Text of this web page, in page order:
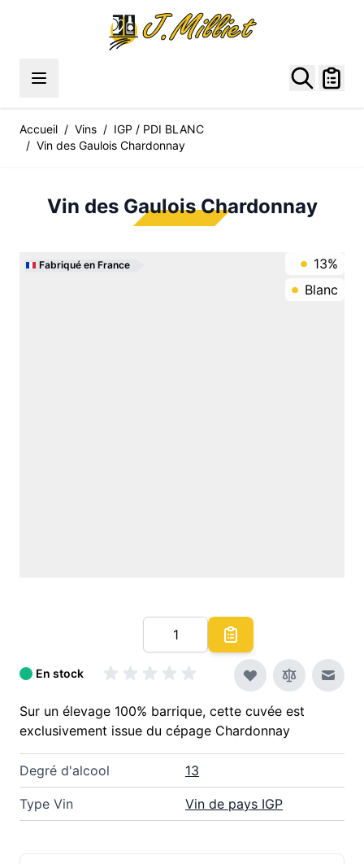
Accueil / Vins / IGP / PDI BLANC
/ Vin des Gaulois Chardonnay
Vin des Gaulois Chardonnay
Fabriqué en France
13%
Blanc
En stock
Sur un élevage 100% barrique, cette cuvée est
exclusivement issue du cépage Chardonnay
Degré d'alcool 13
Type Vin Vin de pays IGP
Quantité